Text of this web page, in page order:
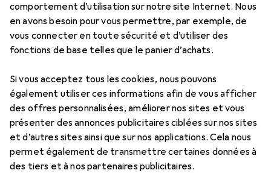
comportement d’utilisation sur notre site Internet. Nous
en avons besoin pour vous permettre, par exemple, de
vous connecter en toute sécurité et d’utiliser des
fonctions de base telles que le panier d’achats.
Si vous acceptez tous les cookies, nous pouvons
également utiliser ces informations afin de vous afficher
des offres personnalisées, améliorer nos sites et vous
présenter des annonces publicitaires ciblées sur nos sites
et d’autres sites ainsi que sur nos applications. Cela nous
permet également de transmettre certaines données à
des tiers et à nos partenaires publicitaires.
Albatrosever cushion Custom Fit
Komfort Low, yellow
Prix en EUR TVA incl.
EUR
16,78
10
Évaluations
Livré entre lun, 17/8 et mer, 19/8